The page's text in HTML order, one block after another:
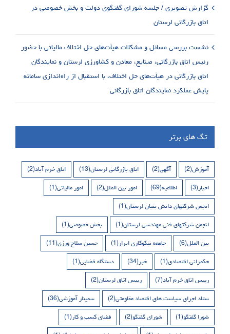
گزارش تصویری / جلسه شورای گفتگوی دولت و بخش خصوصی در
اتاق بازرگانی لرستان
نشست بررسی مسائل و مشکلات هیأت‌های حل اختلاف مالیاتی با حضور
رئیس اتاق بازرگانی، صنایع، معادن و کشاورزی لرستان و نمایندگان
اتاق بازرگانی در هیأت‌های حل اختلاف، با استقبال از راه‌اندازی سامانه
پایش عملکرد نمایندگان اتاق بازرگانی
تگ های برتر
آموزش(2) آگهی(2) اتاق بازرگانی لرستان(13) اتاق خرم آباد(2)
اخبار(3) اطلاعیه(69) امور بین الملل(2) امور مالیاتی(1)
انجمن شرکتهای دانش بنیان لرستان(1)
انجمن شرکتهای فنی مهندسی لرستان(1) بخش خصوصی(1)
بین الملل(6) جامعه نیکوکاری ابرار(1) حسین سلاح ورزی(11)
حکمرانی اقتصادی(1) خبر(34) دستگاه قضایی(1)
رییس اتاق خرم آباد(7) رییس اتاق لرستان(2)
ستاد اجرای سیاست های اقتصاد مقاومتی(2) سمینار آموزشی(36)
شورا گفتگو(1) شورای گفتگو(2) فضای کسب و کار(1)